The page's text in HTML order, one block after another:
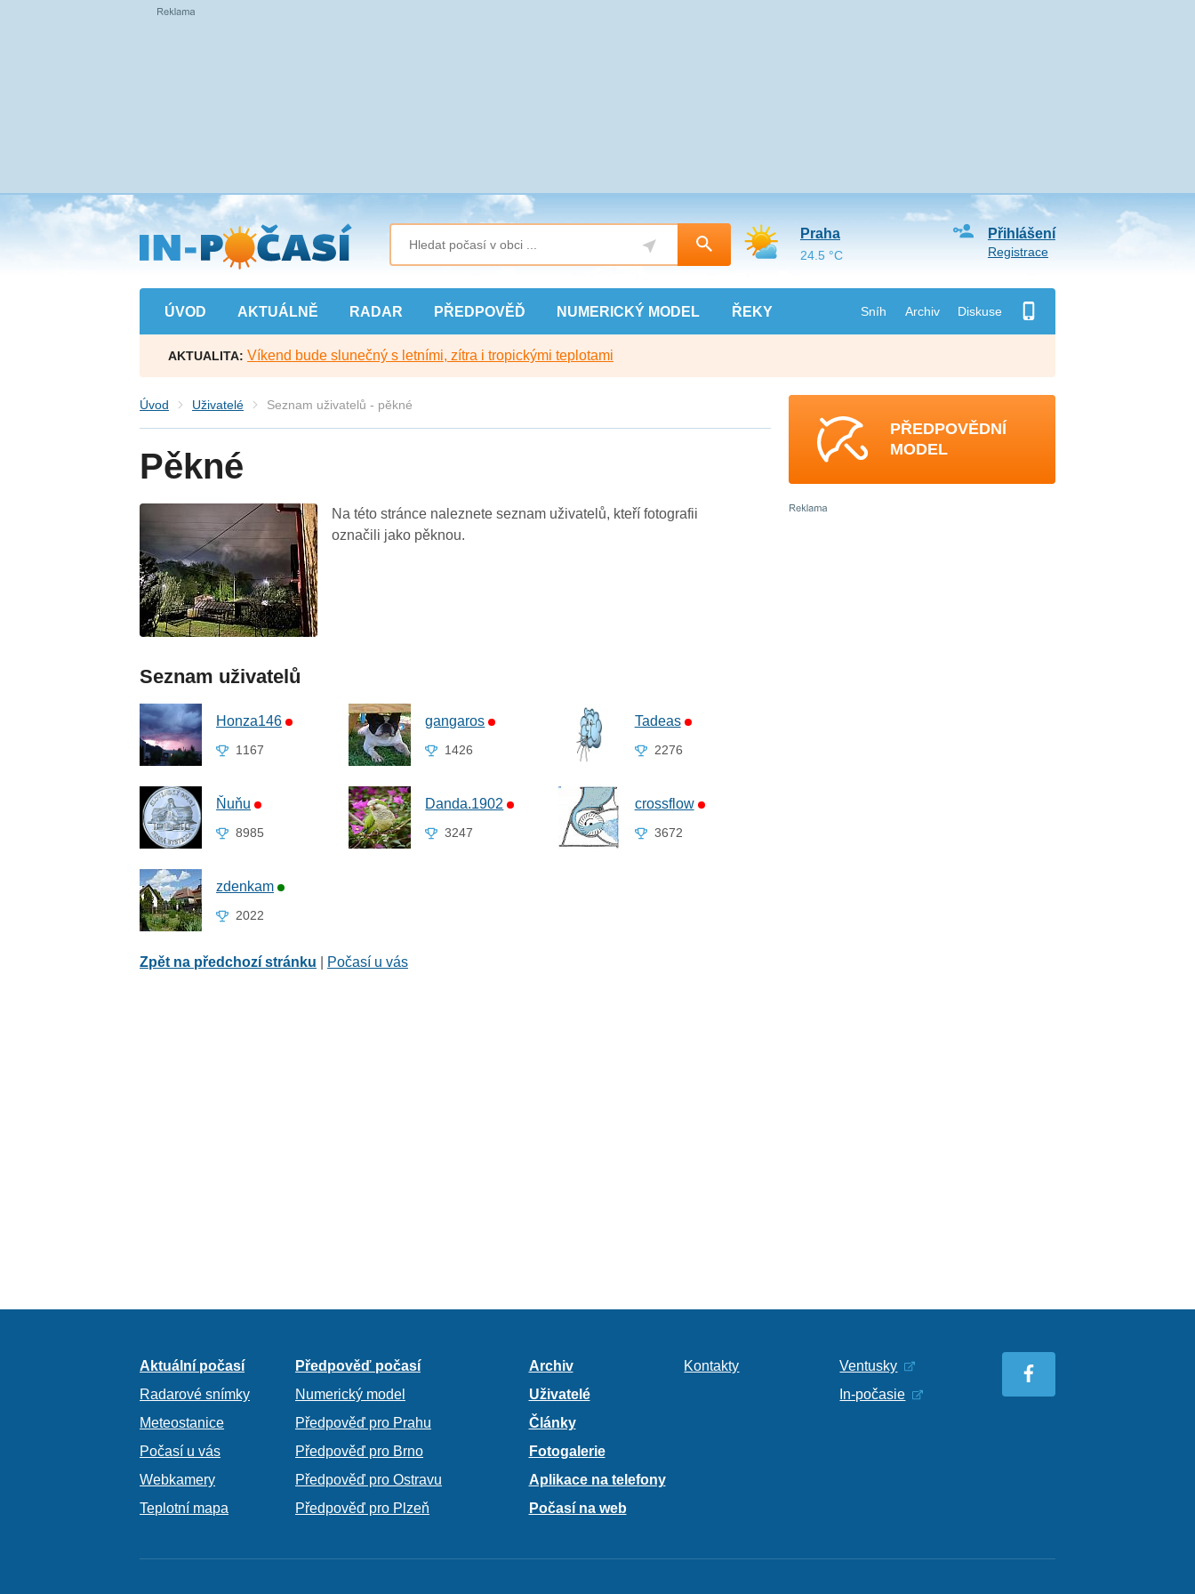
Přejít
na
hlavní
obsah
ÚVOD AKTUÁLNĚ RADAR PŘEDPOVĚĎ NUMERICKÝ MODEL ŘEKY Sníh Archiv Diskuse
Přihlášení
Registrace
Praha
24.5 °C
AKTUALITA: Víkend bude slunečný s letními, zítra i tropickými teplotami
Úvod Uživatelé Seznam uživatelů - pěkné
Pěkné
Na této stránce naleznete seznam uživatelů, kteří fotografii
označili jako pěknou.
Seznam uživatelů
Honza146
1167
gangaros
1426
Tadeas
2276
Ňuňu
8985
Danda.1902
3247
crossflow
3672
zdenkam
2022
Zpět na předchozí stránku Počasí u vás
PŘEDPOVĚDNÍ
MODEL
Aktuální počasí
Radarové snímky
Meteostanice
Počasí u vás
Webkamery
Teplotní mapa
Předpověď počasí
Numerický model
Předpověď pro Prahu
Předpověď pro Brno
Předpověď pro Ostravu
Předpověď pro Plzeň
Archiv
Uživatelé
Články
Fotogalerie
Aplikace na telefony
Počasí na web
Kontakty
Ventusky
In-počasie